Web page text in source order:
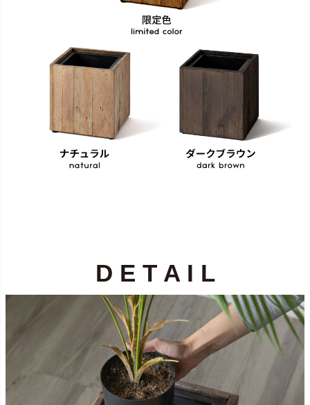
D E T A I L